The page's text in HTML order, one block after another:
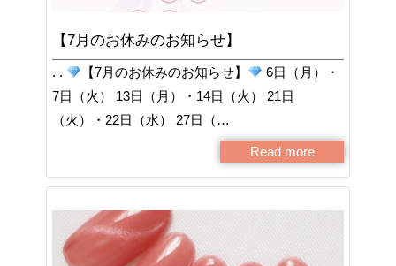
【7月のお休みのお知らせ】
. . 【7月のお休みのお知らせ】
6日（月）・
7日（火） 13日（月）・14日（火） 21日
（火）・22日（水） 27日（…
Read more